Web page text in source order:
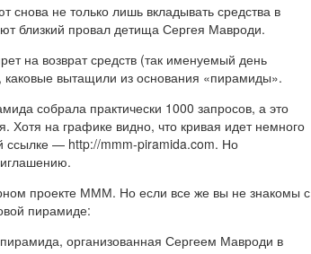
не только лишь вкладывать средства в
близкий провал детища Сергея Мавроди.
на возврат средств (так именуемый день
вытащили из основания «пирамиды».
собрала практически 1000 запросов, а это
Хотя на графике видно, что кривая идет немного
— http://mmm-piramida.com. Но
проекте МММ. Но если все же вы не знакомы с
пирамиде:
организованная Сергеем Мавроди в